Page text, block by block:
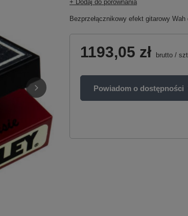
+ Dodaj do porównania
Bezprzełącznikowy efekt gitarowy
1193,05 zł brutto / szt
Powiadom o dostępności